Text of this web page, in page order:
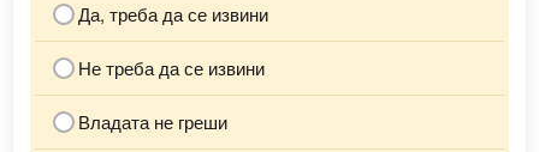
Да, треба да се извини
Не треба да се извини
Владата не греши